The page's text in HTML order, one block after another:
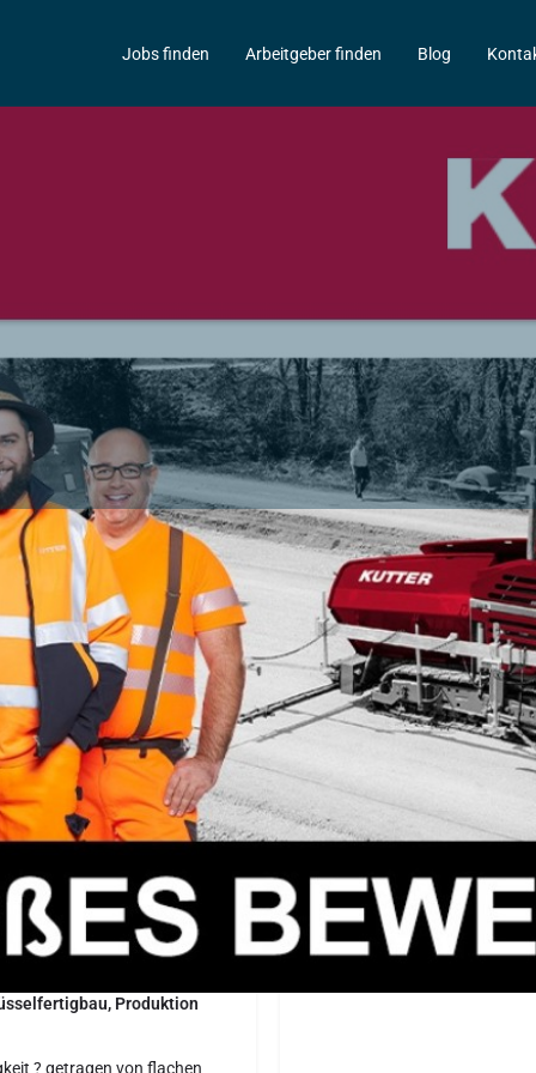
Jobs finden Arbeitgeber finden Blog
Details zum Job Schnellbewerbung starten
Teilen
der Gründung im Jahr 1926
ein mittelständisches
mit Hauptsitz in Memmingen
Produktion
? getragen von flachen